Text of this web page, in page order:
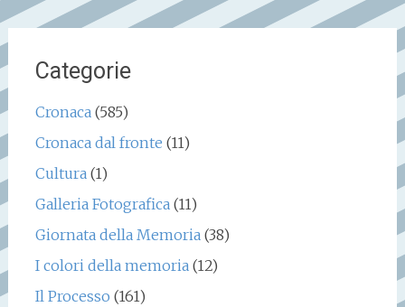
Categorie
Cronaca(585)
Cronaca dal fronte (11)
Cultura(1)
Galleria Fotografica(11)
Giornata della Memoria(38)
I colori della memoria(12)
Il Processo (161)